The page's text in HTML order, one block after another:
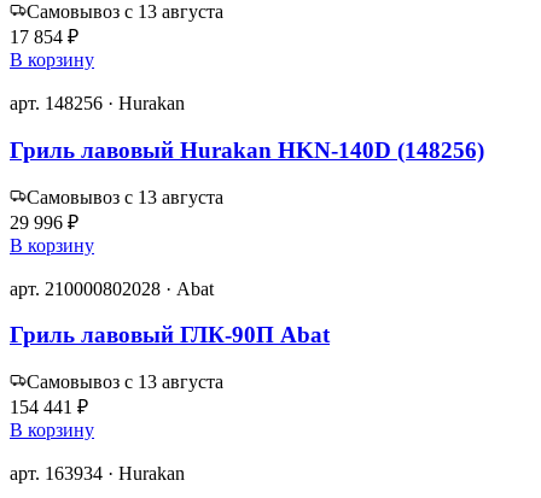
Самовывоз с 13 августа
17 854 ₽
В корзину
арт. 148256 · Hurakan
Гриль лавовый Hurakan HKN-140D (148256)
Самовывоз с 13 августа
29 996 ₽
В корзину
арт. 210000802028 · Abat
Гриль лавовый ГЛК-90П Abat
Самовывоз с 13 августа
154 441 ₽
В корзину
арт. 163934 · Hurakan